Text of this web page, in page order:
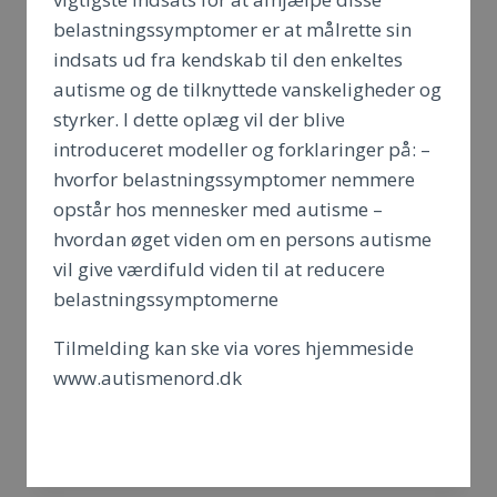
belastningssymptomer er at målrette sin
indsats ud fra kendskab til den enkeltes
autisme og de tilknyttede vanskeligheder og
styrker. I dette oplæg vil der blive
introduceret modeller og forklaringer på: –
hvorfor belastningssymptomer nemmere
opstår hos mennesker med autisme –
hvordan øget viden om en persons autisme
vil give værdifuld viden til at reducere
belastningssymptomerne
Tilmelding kan ske via vores hjemmeside
www.autismenord.dk